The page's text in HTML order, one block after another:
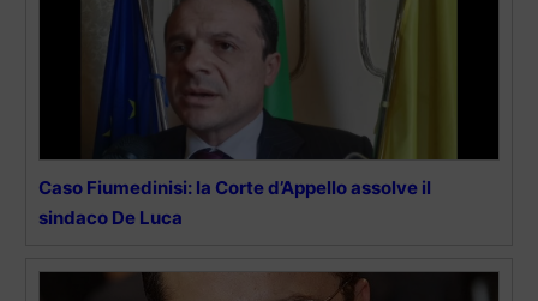
Caso Fiumedinisi: la Corte d’Appello assolve il
sindaco De Luca